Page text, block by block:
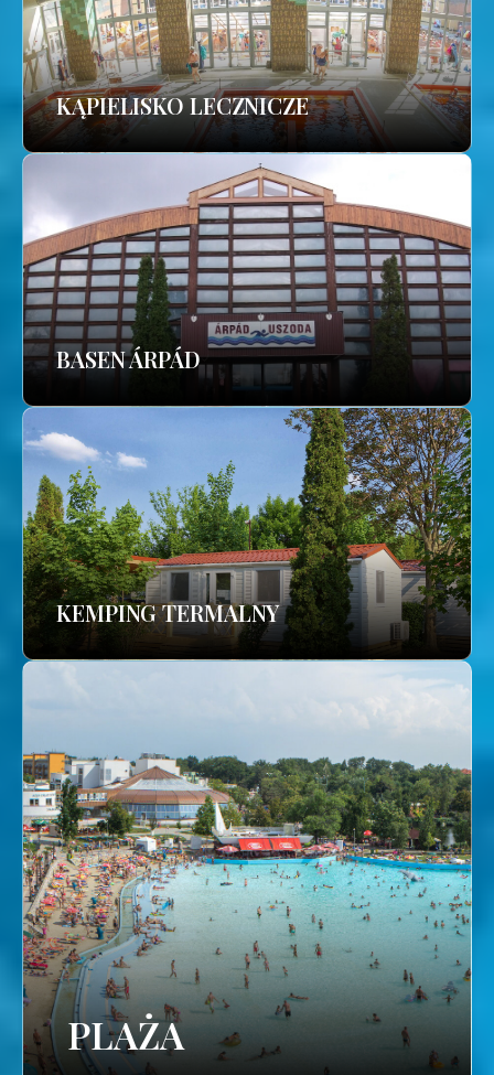
KĄPIELISKO LECZNICZE
BASEN ÁRPÁD
KEMPING TERMALNY
PLAŻA